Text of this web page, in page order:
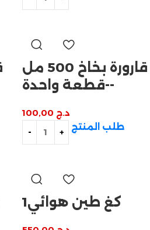
قارورة بخاخ 500 مل
-قطعة واحدة-
د.ج
طلب المنتج
1كغ طين هوائي